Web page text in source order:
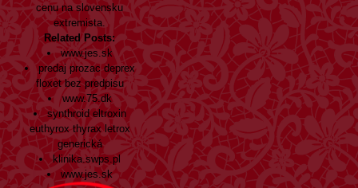
cenu na slovensku
extremista.
Related Posts:
www.jes.sk
predaj prozac deprex
floxet bez predpisu
www.75.dk
synthroid eltroxin
euthyrox thyrax letrox
generická
klinika.swps.pl
www.jes.sk